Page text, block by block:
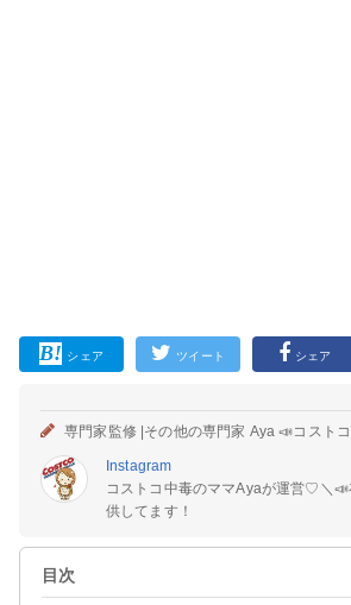
シェア ツイート シェア
専門家監修 | その他の専門家 Aya 📣コスト
Instagram
コストコ中毒のママAyaが運営♡⁡＼
供してます！
目次